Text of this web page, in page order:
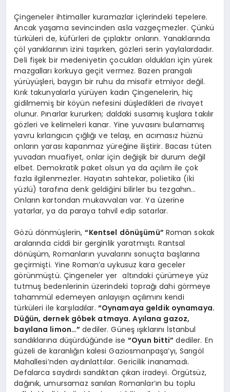
Çingeneler ihtimaller kuramazlar içlerindeki tepelere.
Ancak yaşama sevincinden asla vazgeçmezler. Çünkü
türküleri de, küfürleri de çıplaktır onların. Yanaklarında
çöl yanıklarının izini taşırken, gözleri serin yaylalardadır.
Deli fişek bir medeniyetin çocukları oldukları için yürek
mazgalları korkuya geçit vermez. Bazen prangalı
yürüyüşleri, baygın bir ruhu da misafir etmiyor değil.
Kırık takunyalarla yürüyen kadın Çingenelerin, hiç
gidilmemiş bir köyün nefesini düşledikleri de rivayet
olunur. Pınarlar kururken; daldaki susamış kuşlara takılır
gözleri ve kelimeleri kanar. Yine yuvasını bulamamış
yavru kırlangıcın çığlığı ve telaşı, en acımasız hüznü
onların yarası kapanmaz yüreğine iliştirir. Bacası tüten
yuvadan muafiyet, onlar için değişik bir durum değil
elbet. Demokratik paket olsun ya da açılım ile çok
fazla ilgilenmezler. Hayatın sahtekar, polietika (iki
yüzlü) tarafına denk geldiğini bilirler bu tezgahın…
Onların kartondan mukavvaları var. Ya üzerine
yatarlar, ya da paraya tahvil edip satarlar.
Gözü dönmüşlerin,“Kentsel dönüşümü” Roman sokak
aralarında ciddi bir gerginlik yaratmıştı. Rantsal
dönüşüm, Romanların yuvalarını sonuçta başlarına
geçirmişti. Yine Roman’a uykusuz kara geceler
görünmüştü. Çingeneler yer altındaki çürümeye yüz
tutmuş bedenlerinin üzerindeki toprağı dahi görmeye
tahammül edemeyen anlayışın açılımını kendi
türküleri ile karşıladılar. “Oynamaya geldik oynamaya.
Düğün, dernek göbek atmaya. Ayılana gazoz,
bayılana limon…”dediler. Güneş ışıklarını İstanbul
sandıklarına düşürdüğünde ise “Oyun bitti”dediler. En
güzeli de karanlığın kalesi Gaziosmanpaşa’yı, Sarıgöl
Mahallesi’nden aydınlattılar. Gericilik inanamadı.
Defalarca saydırdı sandıktan çıkan iradeyi. Örgütsüz,
dağınık, umursamaz sanılan Romanlar’ın bu toplu